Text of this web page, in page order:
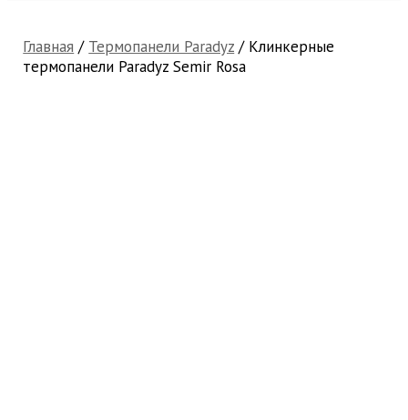
Главная / Термопанели Paradyz / Клинкерные
термопанели Paradyz Semir Rosa